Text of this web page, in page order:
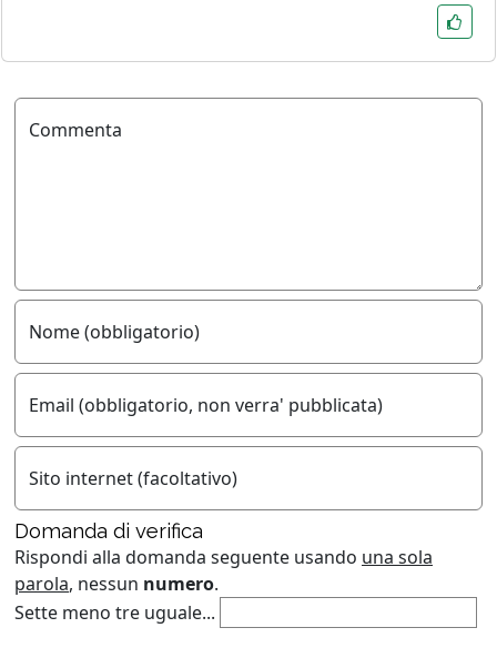
Commenta
Nome (obbligatorio)
Email (obbligatorio, non verra' pubblicata)
Sito internet (facoltativo)
Domanda di verifica
Rispondi alla domanda seguente usando una sola
parola, nessun numero.
Sette meno tre uguale...